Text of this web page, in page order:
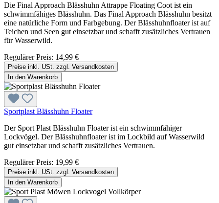
Die Final Approach Blässhuhn Attrappe Floating Coot ist ein
schwimmfähiges Blässhuhn. Das Final Approach Blässhuhn besitzt
eine natürliche Form und Farbgebung. Der Blässhuhnfloater ist auf
Teichen und Seen gut einsetzbar und schafft zusätzliches Vertrauen
für Wasserwild.
Regulärer Preis: 14,99 €
Preise inkl. USt. zzgl. Versandkosten
In den Warenkorb
Sportplast Blässhuhn Floater
Der Sport Plast Blässhuhn Floater ist ein schwimmfähiger
Lockvögel. Der Blässhuhnfloater ist im Lockbild auf Wasserwild
gut einsetzbar und schafft zusätzliches Vertrauen.
Regulärer Preis: 19,99 €
Preise inkl. USt. zzgl. Versandkosten
In den Warenkorb